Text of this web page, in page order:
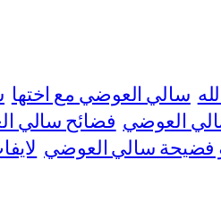
سالي العوضي مع اختها
العوضي فضائح سالي
فضيحة سالي العوضي